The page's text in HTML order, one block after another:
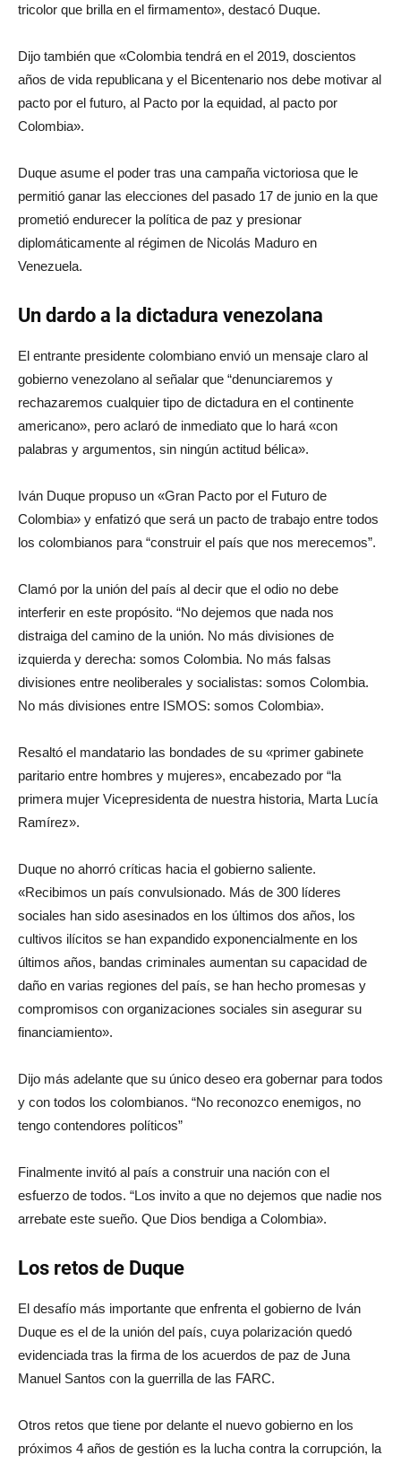
tricolor que brilla en el firmamento», destacó Duque.
Dijo también que «Colombia tendrá en el 2019, doscientos
años de vida republicana y el Bicentenario nos debe motivar al
pacto por el futuro, al Pacto por la equidad, al pacto por
Colombia».
Duque asume el poder tras una campaña victoriosa que le
permitió ganar las elecciones del pasado 17 de junio en la que
prometió endurecer la política de paz y presionar
diplomáticamente al régimen de Nicolás Maduro en
Venezuela.
Un dardo a la dictadura venezolana
El entrante presidente colombiano envió un mensaje claro al
gobierno venezolano al señalar que “denunciaremos y
rechazaremos cualquier tipo de dictadura en el continente
americano», pero aclaró de inmediato que lo hará «con
palabras y argumentos, sin ningún actitud bélica».
Iván Duque propuso un «Gran Pacto por el Futuro de
Colombia» y enfatizó que será un pacto de trabajo entre todos
los colombianos para “construir el país que nos merecemos”.
Clamó por la unión del país al decir que el odio no debe
interferir en este propósito. “No dejemos que nada nos
distraiga del camino de la unión. No más divisiones de
izquierda y derecha: somos Colombia. No más falsas
divisiones entre neoliberales y socialistas: somos Colombia.
No más divisiones entre ISMOS: somos Colombia».
Resaltó el mandatario las bondades de su «primer gabinete
paritario entre hombres y mujeres», encabezado por “la
primera mujer Vicepresidenta de nuestra historia, Marta Lucía
Ramírez».
Duque no ahorró críticas hacia el gobierno saliente.
«Recibimos un país convulsionado. Más de 300 líderes
sociales han sido asesinados en los últimos dos años, los
cultivos ilícitos se han expandido exponencialmente en los
últimos años, bandas criminales aumentan su capacidad de
daño en varias regiones del país, se han hecho promesas y
compromisos con organizaciones sociales sin asegurar su
financiamiento».
Dijo más adelante que su único deseo era gobernar para todos
y con todos los colombianos. “No reconozco enemigos, no
tengo contendores políticos”
Finalmente invitó al país a construir una nación con el
esfuerzo de todos. “Los invito a que no dejemos que nadie nos
arrebate este sueño. Que Dios bendiga a Colombia».
Los retos de Duque
El desafío más importante que enfrenta el gobierno de Iván
Duque es el de la unión del país, cuya polarización quedó
evidenciada tras la firma de los acuerdos de paz de Juna
Manuel Santos con la guerrilla de las FARC.
Otros retos que tiene por delante el nuevo gobierno en los
próximos 4 años de gestión es la lucha contra la corrupción, la